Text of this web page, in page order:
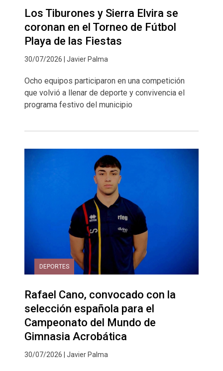
Los Tiburones y Sierra Elvira se
coronan en el Torneo de Fútbol
Playa de las Fiestas
30/07/2026 | Javier Palma
Ocho equipos participaron en una competición
que volvió a llenar de deporte y convivencia el
programa festivo del municipio
DEPORTES
Rafael Cano, convocado con la
selección española para el
Campeonato del Mundo de
Gimnasia Acrobática
30/07/2026 | Javier Palma